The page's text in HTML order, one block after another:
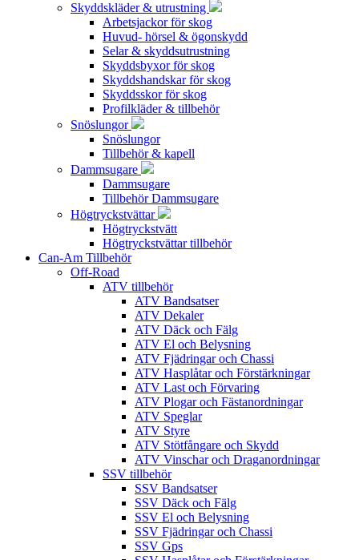
Skyddskläder & utrustning
Arbetsjackor för skog
Huvud- hörsel & ögonskydd
Selar & skyddsutrustning
Skyddsbyxor för skog
Skyddshandskar för skog
Skyddsskor för skog
Profilkläder & tillbehör
Snöslungor
Snöslungor
Tillbehör & kapell
Dammsugare
Dammsugare
Tillbehör Dammsugare
Högtryckstvättar
Högtryckstvätt
Högtryckstvättar tillbehör
Can-Am Tillbehör
Off-Road
ATV tillbehör
ATV Bandsatser
ATV Dekaler
ATV Däck och Fälg
ATV El och Belysning
ATV Fjädringar och Chassi
ATV Hasplåtar och Förstärkningar
ATV Last och Förvaring
ATV Plogar och Fästanordningar
ATV Speglar
ATV Styre
ATV Stötfångare och Skydd
ATV Vinschar och Draganordningar
SSV tillbehör
SSV Bandsatser
SSV Däck och Fälg
SSV El och Belysning
SSV Fjädringar och Chassi
SSV Gps